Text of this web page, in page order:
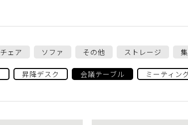
チェア ソファ その他 ストレージ
昇降デスク 会議テーブル ミーティン